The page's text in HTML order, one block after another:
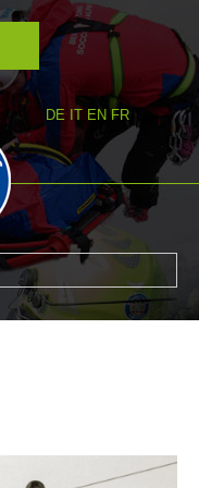
DE IT EN FR